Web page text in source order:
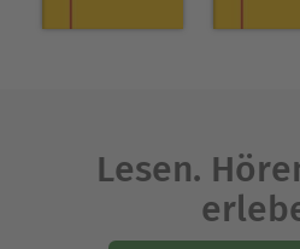
Lesen.